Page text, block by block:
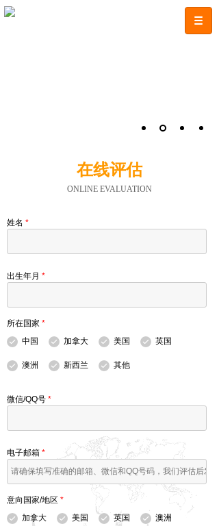
在线评估
ONLINE EVALUATION
姓名 *
出生年月 *
所在国家 *
中国
加拿大 美国 英国
澳洲 新西兰 其他
微信/QQ号 *
电子邮箱 *
意向国家/地区 *
加拿大
美国 英国 澳洲